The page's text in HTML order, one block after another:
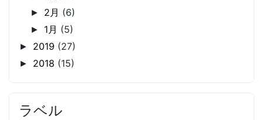
► 2月 (6)
► 1月 (5)
► 2019 (27)
► 2018 (15)
ラベル